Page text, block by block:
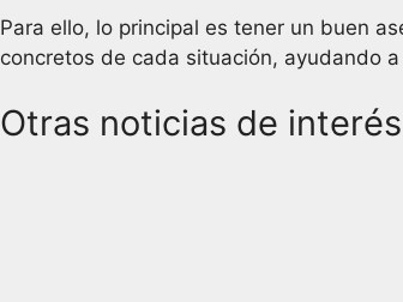
Para ello, lo principal es tener un buen
concretos de cada situación, ayudando
Otras noticias de interés